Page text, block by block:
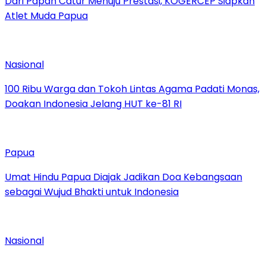
Atlet Muda Papua
Nasional
100 Ribu Warga dan Tokoh Lintas Agama Padati Monas,
Doakan Indonesia Jelang HUT ke-81 RI
Papua
Umat Hindu Papua Diajak Jadikan Doa Kebangsaan
sebagai Wujud Bhakti untuk Indonesia
Nasional